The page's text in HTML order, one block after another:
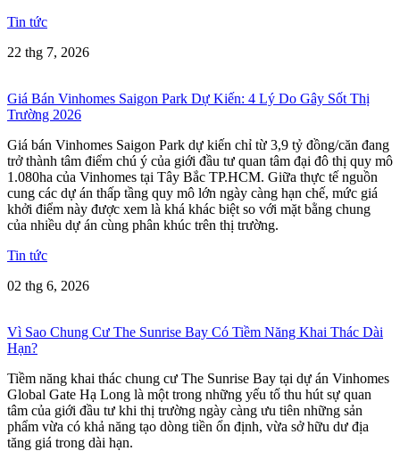
Tin tức
22 thg 7, 2026
Giá Bán Vinhomes Saigon Park Dự Kiến: 4 Lý Do Gây Sốt Thị
Trường 2026
Giá bán Vinhomes Saigon Park dự kiến chỉ từ 3,9 tỷ đồng/căn đang
trở thành tâm điểm chú ý của giới đầu tư quan tâm đại đô thị quy mô
1.080ha của Vinhomes tại Tây Bắc TP.HCM. Giữa thực tế nguồn
cung các dự án thấp tầng quy mô lớn ngày càng hạn chế, mức giá
khởi điểm này được xem là khá khác biệt so với mặt bằng chung
của nhiều dự án cùng phân khúc trên thị trường.
Tin tức
02 thg 6, 2026
Vì Sao Chung Cư The Sunrise Bay Có Tiềm Năng Khai Thác Dài
Hạn?
Tiềm năng khai thác chung cư The Sunrise Bay tại dự án Vinhomes
Global Gate Hạ Long là một trong những yếu tố thu hút sự quan
tâm của giới đầu tư khi thị trường ngày càng ưu tiên những sản
phẩm vừa có khả năng tạo dòng tiền ổn định, vừa sở hữu dư địa
tăng giá trong dài hạn.